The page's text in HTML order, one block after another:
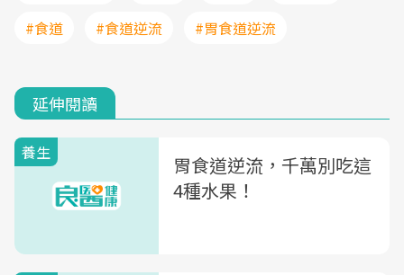
#食道
#食道逆流 #胃食道逆流
延伸閱讀
養生
胃食道逆流，千萬別吃這
4種水果！